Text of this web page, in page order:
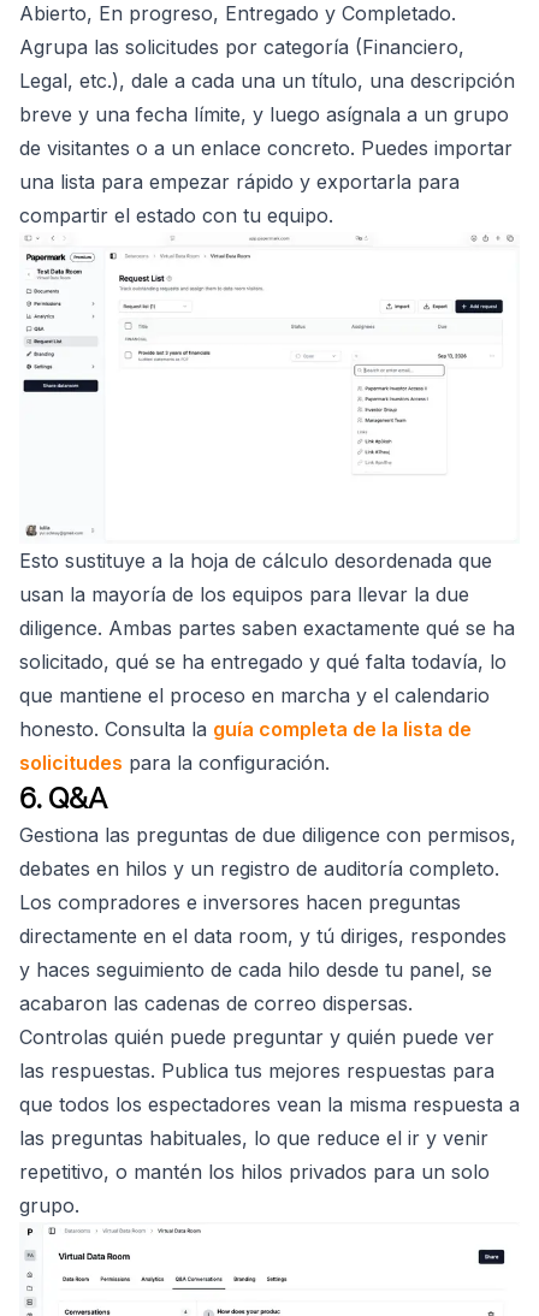
Abierto, En progreso, Entregado y Completado.
Agrupa las solicitudes por categoría (Financiero,
Legal, etc.), dale a cada una un título, una descripción
breve y una fecha límite, y luego asígnala a un grupo
de visitantes o a un enlace concreto. Puedes importar
una lista para empezar rápido y exportarla para
compartir el estado con tu equipo.
Esto sustituye a la hoja de cálculo desordenada que
usan la mayoría de los equipos para llevar la due
diligence. Ambas partes saben exactamente qué se ha
solicitado, qué se ha entregado y qué falta todavía, lo
que mantiene el proceso en marcha y el calendario
honesto. Consulta la guía completa de la lista de
solicitudes para la configuración.
6. Q&A
Gestiona las preguntas de due diligence con permisos,
debates en hilos y un registro de auditoría completo.
Los compradores e inversores hacen preguntas
directamente en el data room, y tú diriges, respondes
y haces seguimiento de cada hilo desde tu panel, se
acabaron las cadenas de correo dispersas.
Controlas quién puede preguntar y quién puede ver
las respuestas. Publica tus mejores respuestas para
que todos los espectadores vean la misma respuesta a
las preguntas habituales, lo que reduce el ir y venir
repetitivo, o mantén los hilos privados para un solo
grupo.